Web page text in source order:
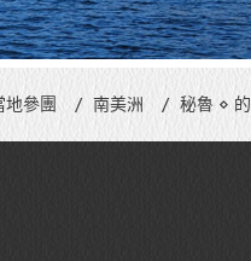
地參團 南美洲 秘魯 ⋄